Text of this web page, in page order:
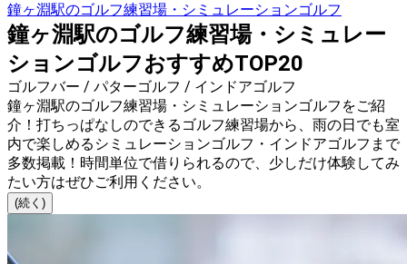
鐘ヶ淵駅のゴルフ練習場・シミュレーションゴルフ
鐘ヶ淵駅のゴルフ練習場・シミュレー
ションゴルフおすすめTOP20
ゴルフバー / パターゴルフ / インドアゴルフ
鐘ヶ淵駅のゴルフ練習場・シミュレーションゴルフをご紹
介！打ちっぱなしのできるゴルフ練習場から、雨の日でも室
内で楽しめるシミュレーションゴルフ・インドアゴルフまで
多数掲載！時間単位で借りられるので、少しだけ体験してみ
たい方はぜひご利用ください。
(続く)